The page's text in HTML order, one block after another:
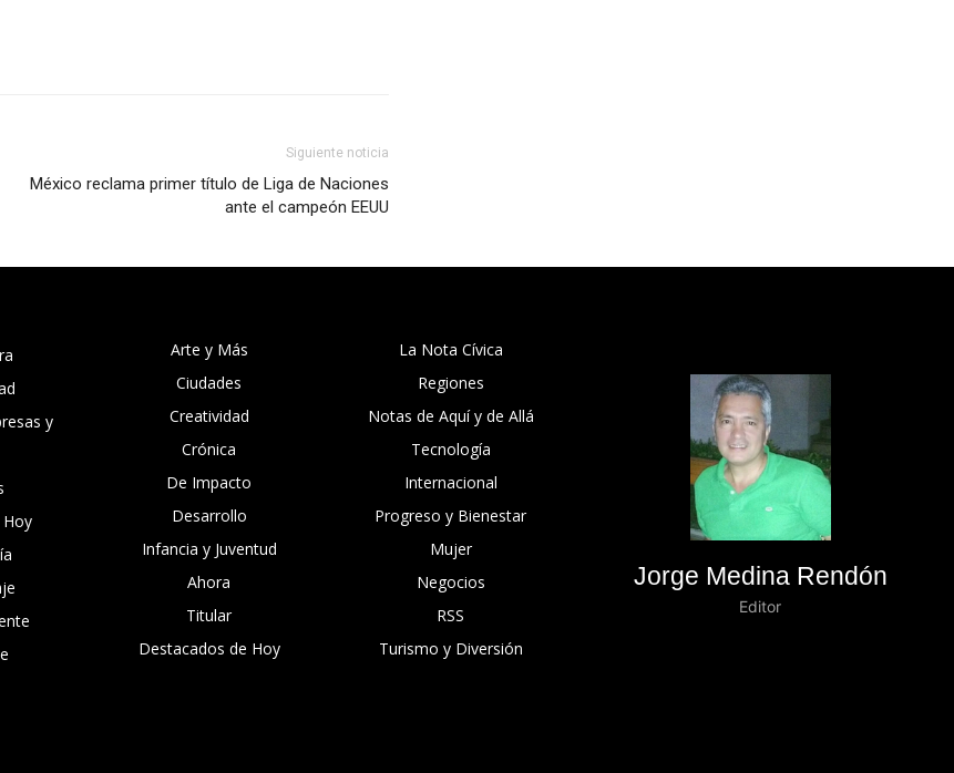
Siguiente noticia
México reclama primer título de Liga de Naciones
ante el campeón EEUU
y
Hoy
Arte y Más
Ciudades
Creatividad
Crónica
De Impacto
Desarrollo
Infancia y Juventud
Ahora
Titular
Destacados de Hoy
La Nota Cívica
Regiones
Notas de Aquí y de Allá
Tecnología
Internacional
Progreso y Bienestar
Mujer
Negocios
RSS
Turismo y Diversión
Jorge Medina Rendón
Editor